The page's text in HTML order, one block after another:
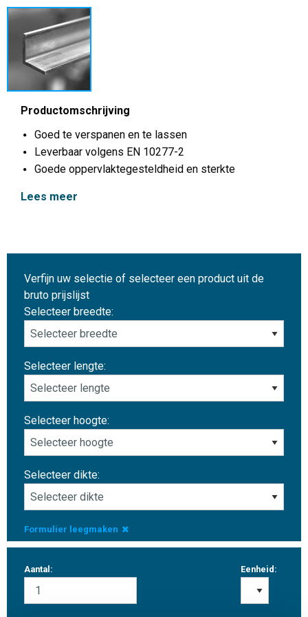
Productomschrijving
Goed te verspanen en te lassen
Leverbaar volgens EN 10277-2
Goede oppervlaktegesteldheid en sterkte
Lees meer
Verfijn uw selectie of selecteer een product uit de
bruto prijslijst
Selecteer breedte:
Selecteer lengte:
Selecteer hoogte:
Selecteer dikte:
Formulier leegmaken
Aantal: Eenheid: